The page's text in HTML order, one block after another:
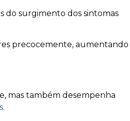
do surgimento dos sintomas
precocemente, aumentando
mas também desempenha